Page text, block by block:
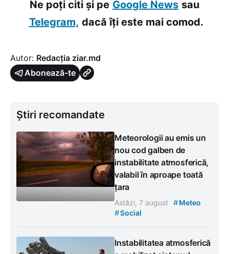
Ne poți citi și pe Google News sau
Telegram, dacă îți este mai comod.
Autor: Redacția ziar.md
Abonează-te
Știri recomandate
Meteorologii au emis un
nou cod galben de
instabilitate atmosferică,
valabil în aproape toată
țara
Astăzi, 7 august #Meteo
#Social
Instabilitatea atmosferică